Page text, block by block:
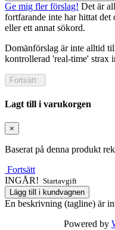
Ge mig fler förslag! Det är
fortfarande inte har hittat det
eller ett annat sökord.
Domänförslag är inte alltid
kontrollerad 'real-time' strax
Lagt till i varukorgen
×
Baserat på denna produkt
Fortsätt
INGÅR! Startavgift
Lägg till i kundvagnen
En beskrivning (tagline) är
Powered by